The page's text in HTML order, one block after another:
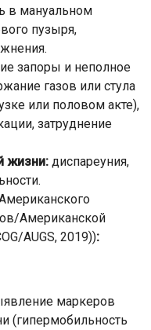
в мануальном
пузыря,
запоры и неполное
газов или стула
или половом акте),
затруднение
жизни: диспареуния,
Американской
AUGS, 2019)):
маркеров
(гипермобильность